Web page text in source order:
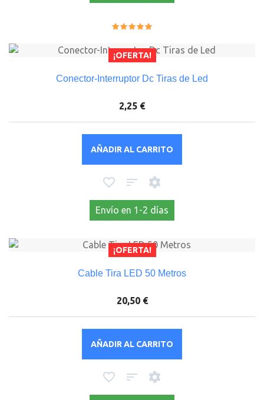
¡OFERTA!
Conector-Interruptor Dc Tiras de Led
2,25 €
AÑADIR AL CARRITO
Envío en 1-2 días
¡OFERTA!
Cable Tira LED 50 Metros
20,50 €
AÑADIR AL CARRITO